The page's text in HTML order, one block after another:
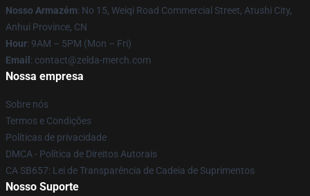
Nosso Armazém: No 15, Weiqi Road Commercial Street, Atushi City,
Anhui Province, CN
Hour: 9AM – 5PM (Mon – Fri)
Email : contact@zelda-merch.com
Nossa empresa
Sobre nós
Termos e Condições
Políticas de privacidade
DMCA - Política de Direitos Autorais
CA SB657: Lei de Transparência de Cadeia de Suprimentos
Nosso Suporte